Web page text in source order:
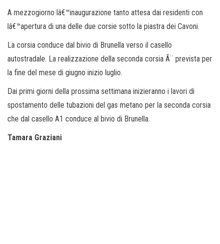
A mezzogiorno lâ€™inaugurazione tanto attesa dai residenti con
lâ€™apertura di una delle due corsie sotto la piastra dei Cavoni.
La corsia conduce dal bivio di Brunella verso il casello
autostradale. La realizzazione della seconda corsia Ã¨ prevista per
la fine del mese di giugno inizio luglio.
Dai primi giorni della prossima settimana inizieranno i lavori di
spostamento delle tubazioni del gas metano per la seconda corsia
che dal casello A1 conduce al bivio di Brunella.
Tamara Graziani